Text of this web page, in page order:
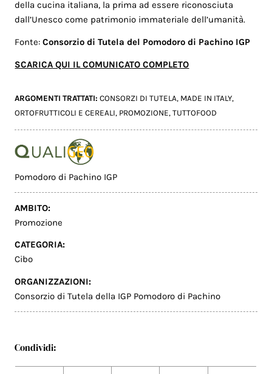
della cucina italiana, la prima ad essere riconosciuta
dall’Unesco come patrimonio immateriale dell’umanità.
Fonte:Consorzio di Tutela del Pomodoro di Pachino IGP
SCARICA QUI IL COMUNICATO COMPLETO
ARGOMENTI TRATTATI:CONSORZI DI TUTELA, MADE IN ITALY,
ORTOFRUTTICOLI E CEREALI, PROMOZIONE,TUTTOFOOD
Pomodoro di Pachino IGP
AMBITO:
Promozione
CATEGORIA:
Cibo
ORGANIZZAZIONI:
Consorzio di Tutela della IGP Pomodoro di Pachino
Condividi: